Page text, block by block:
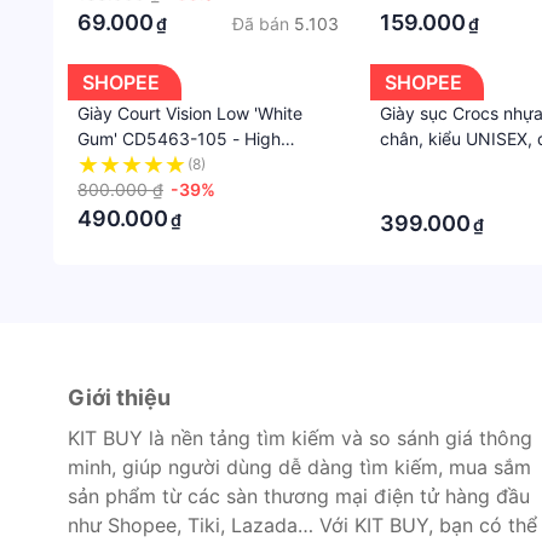
69.000₫ Đã bán 5.103 159.000₫
SHOPEE
Giày Court Vision Low 'White
Gum' CD5463-105 - High
Quality | Fullbox
(8)
800.000 ₫ -39%
490.000₫
SHOPEE
Giày sục Crocs
chân, kiểu UNISEX,
399.000₫
Giới thiệu
KIT BUY là nền tảng tìm kiếm và so sánh giá thông
minh, giúp người dùng dễ dàng tìm kiếm, mua sắm
sản phẩm từ các sàn thương mại điện tử hàng đầu
như Shopee, Tiki, Lazada… Với KIT BUY, bạn có thể